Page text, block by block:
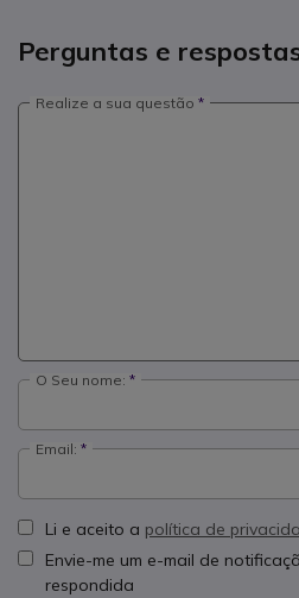
Perguntas e
Realize a sua questão
O Seu nome:
Email:
Li e aceito a política de
Envie-me um e-mail de
respondida